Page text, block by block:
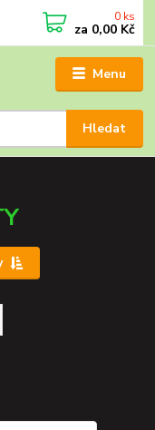
Menu
Hledat
0 ks
za 0,00 Kč